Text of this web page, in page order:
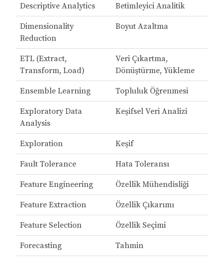
Descriptive Analytics Betimleyici Analitik
Dimensionality
Reduction
Boyut Azaltma
ETL (Extract,
Transform, Load)
Veri Çıkartma,
Dönüştürme, Yükleme
Ensemble Learning Topluluk Öğrenmesi
Exploratory Data
Analysis
Keşifsel Veri Analizi
Exploration Keşif
Fault Tolerance Hata Toleransı
Feature Engineering Özellik Mühendisliği
Feature Extraction Özellik Çıkarımı
Feature Selection Özellik Seçimi
Forecasting Tahmin